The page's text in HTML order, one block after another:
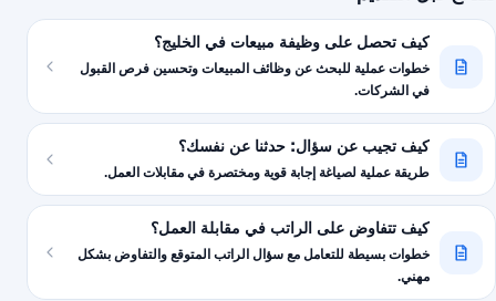
كيف تحصل على وظيفة مبيعات في الخليج؟
خطوات عملية للبحث عن وظائف المبيعات وتحسين فرص القبول
في الشركات.
كيف تجيب عن سؤال: حدثنا عن نفسك؟
طريقة عملية لصياغة إجابة قوية ومختصرة في مقابلات العمل.
كيف تتفاوض على الراتب في مقابلة العمل؟
خطوات بسيطة للتعامل مع سؤال الراتب المتوقع والتفاوض بشكل
مهني.